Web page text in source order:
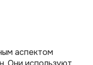
аспектом